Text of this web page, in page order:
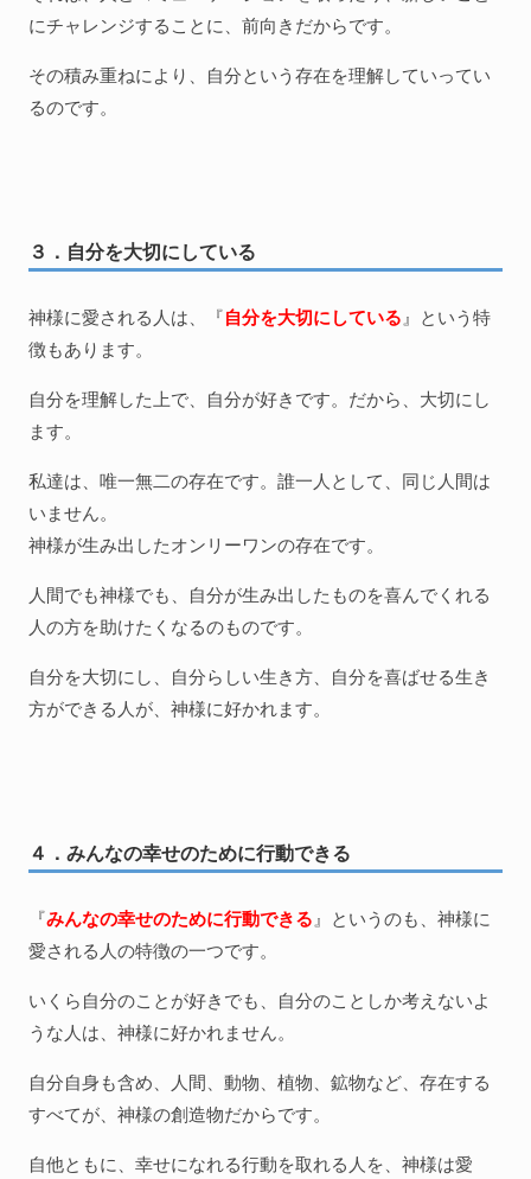
にチャレンジすることに、前向きだからです。
その積み重ねにより、自分という存在を理解していってい
るのです。
３．自分を大切にしている
神様に愛される人は、『自分を大切にしている 』という特
徴もあります。
自分を理解した上で、自分が好きです。だから、大切にし
ます。
私達は、唯一無二の存在です。誰一人として、同じ人間は
いません。
神様が生み出したオンリーワンの存在です。
人間でも神様でも、自分が生み出したものを喜んでくれる
人の方を助けたくなるのものです。
自分を大切にし、自分らしい生き方、自分を喜ばせる生き
方ができる人が、神様に好かれます。
４．みんなの幸せのために行動できる
『みんなの幸せのために行動できる 』というのも、神様に
愛される人の特徴の一つです。
いくら自分のことが好きでも、自分のことしか考えないよ
うな人は、神様に好かれません。
自分自身も含め、人間、動物、植物、鉱物など、存在する
すべてが、神様の創造物だからです。
自他ともに、幸せになれる行動を取れる人を、神様は愛